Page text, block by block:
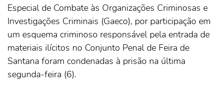
Especial de Combate às Organizações Criminosas e
Investigações Criminais (Gaeco), por participação em
um esquema criminoso responsável pela entrada de
materiais ilícitos no Conjunto Penal de Feira de
Santana foram condenadas à prisão na última
segunda-feira (6).